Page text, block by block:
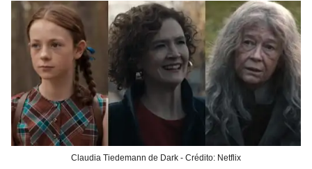
Claudia Tiedemann de Dark - Crédito: Netflix